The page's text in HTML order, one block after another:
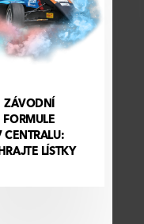
ZÁVODNÍ
FORMULE
CENTRALU:
LÍSTKY